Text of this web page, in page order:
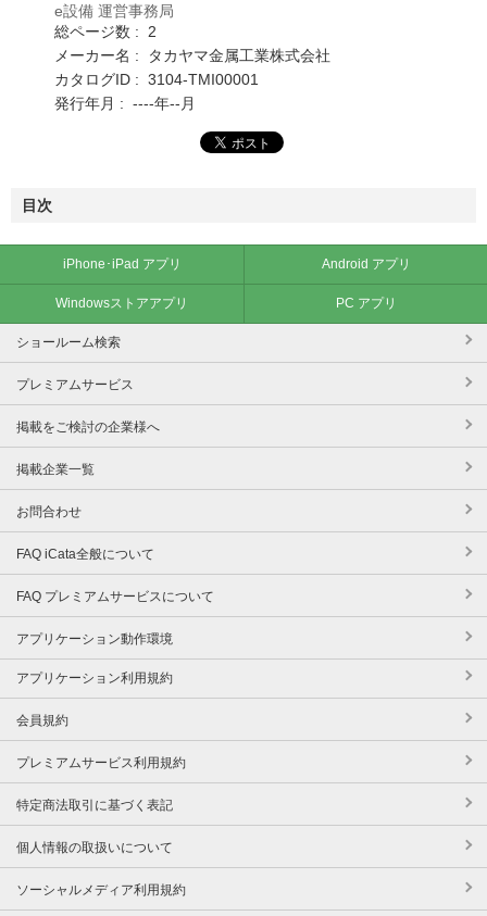
e設備 運営事務局
総ページ数 : 2
メーカー名 : タカヤマ金属工業株式会社
カタログID : 3104-TMI00001
発行年月 : ----年--月
目次
iPhone･iPad アプリ Android アプリ
Windowsストアアプリ PC アプリ
ショールーム検索
プレミアムサービス
掲載をご検討の企業様へ
掲載企業一覧
お問合わせ
FAQ iCata全般について
FAQ プレミアムサービスについて
アプリケーション動作環境
アプリケーション利用規約
会員規約
プレミアムサービス利用規約
特定商法取引に基づく表記
個人情報の取扱いについて
ソーシャルメディア利用規約